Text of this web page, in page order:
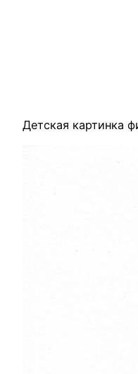
Детская картинка